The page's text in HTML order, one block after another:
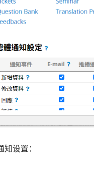
设置：